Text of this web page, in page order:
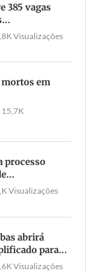
385 vagas
Visualizações
em
15,7K
processo
Visualizações
abrirá
para...
Visualizações